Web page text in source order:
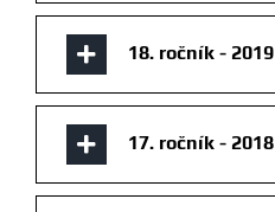
18. ročník - 2019
17. ročník - 2018